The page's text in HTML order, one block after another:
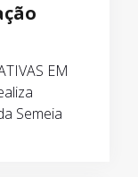
EM
Semeia